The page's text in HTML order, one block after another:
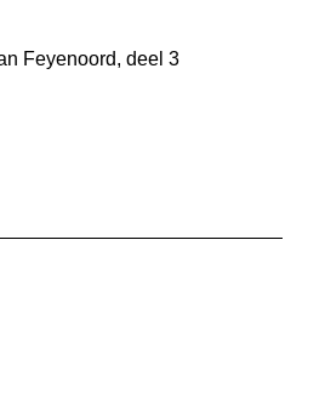
Feyenoord, deel 3